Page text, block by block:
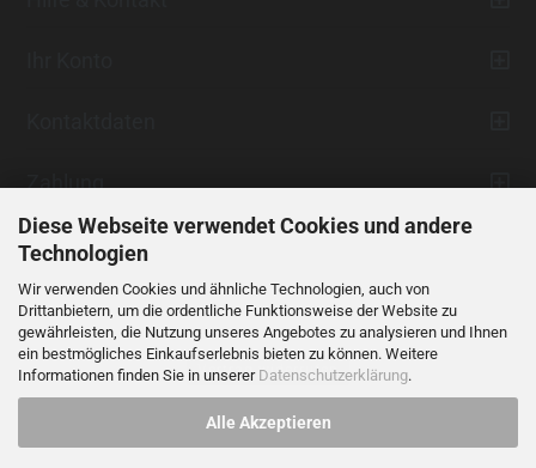
Diese Webseite verwendet Cookies und andere
Technologien
Wir verwenden Cookies und ähnliche Technologien, auch von
Drittanbietern, um die ordentliche Funktionsweise der Website zu
gewährleisten, die Nutzung unseres Angebotes zu analysieren und Ihnen
ein bestmögliches Einkaufserlebnis bieten zu können. Weitere
Informationen finden Sie in unserer Datenschutzerklärung.
Alle Akzeptieren
Zahlung
Vertrag widerrufen